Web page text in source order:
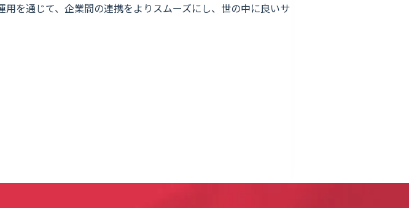
を通じて、企業間の連携をよりスムーズにし、世の中に良いサ